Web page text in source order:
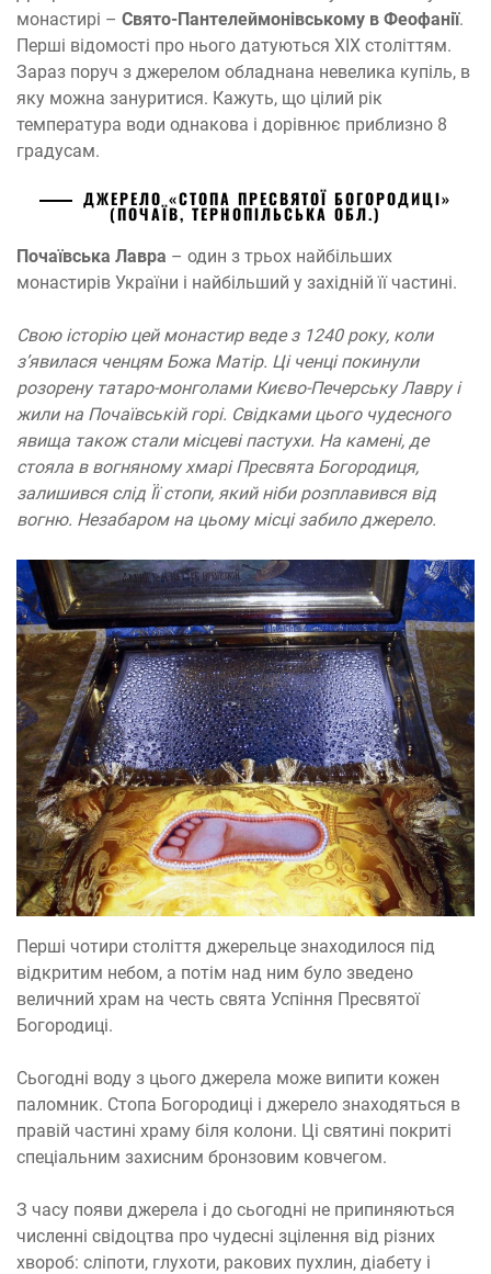
монастирі – Свято-Пантелеймонівському в Феофанії.
Перші відомості про нього датуються XIX століттям.
Зараз поруч з джерелом обладнана невелика купіль, в
яку можна зануритися. Кажуть, що цілий рік
температура води однакова і дорівнює приблизно 8
градусам.
ДЖЕРЕЛО «СТОПА ПРЕСВЯТОЇ БОГОРОДИЦІ»
(ПОЧАЇВ, ТЕРНОПІЛЬСЬКА ОБЛ.)
Почаївська Лавра – один з трьох найбільших
монастирів України і найбільший у західній її частині.
Свою історію цей монастир веде з 1240 року, коли
з’явилася ченцям Божа Матір. Ці ченці покинули
розорену татаро-монголами Києво-Печерську Лавру і
жили на Почаївській горі. Свідками цього чудесного
явища також стали місцеві пастухи. На камені, де
стояла в вогняному хмарі Пресвята Богородиця,
залишився слід Її стопи, який ніби розплавився від
вогню. Незабаром на цьому місці забило джерело.
Перші чотири століття джерельце знаходилося під
відкритим небом, а потім над ним було зведено
величний храм на честь свята Успіння Пресвятої
Богородиці.
Сьогодні воду з цього джерела може випити кожен
паломник. Стопа Богородиці і джерело знаходяться в
правій частині храму біля колони. Ці святині покриті
спеціальним захисним бронзовим ковчегом.
З часу появи джерела і до сьогодні не припиняються
численні свідоцтва про чудесні зцілення від різних
хвороб: сліпоти, глухоти, ракових пухлин, діабету і